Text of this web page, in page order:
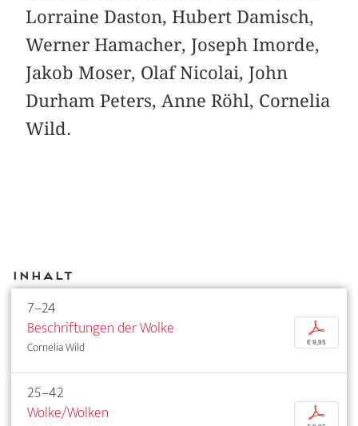
Lorraine Daston, Hubert Damisch,
Werner Hamacher, Joseph Imorde,
Jakob Moser, Olaf Nicolai, John
Durham Peters, Anne Röhl, Cornelia
Wild.
Inhalt
7–24
Beschriftungen der Wolke
Cornelia Wild
p
€ 9,95
25–42
Wolke/Wolken
p